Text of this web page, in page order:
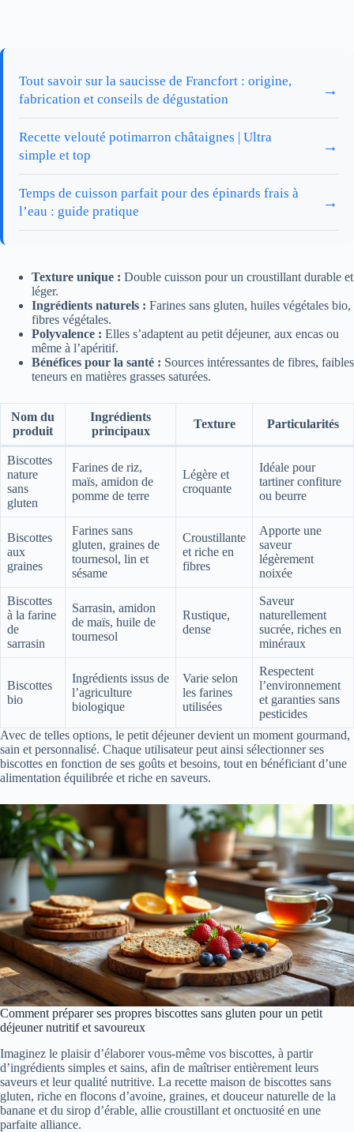
Tout savoir sur la saucisse de Francfort : origine,
fabrication et conseils de dégustation
→
Recette velouté potimarron châtaignes | Ultra
simple et top
→
Temps de cuisson parfait pour des épinards frais à
l’eau : guide pratique
→
Texture unique : Double cuisson pour un croustillant durable et
léger.
Ingrédients naturels : Farines sans gluten, huiles végétales bio,
fibres végétales.
Polyvalence : Elles s’adaptent au petit déjeuner, aux encas ou
même à l’apéritif.
Bénéfices pour la santé : Sources intéressantes de fibres, faibles
teneurs en matières grasses saturées.
Nom du
produit
Ingrédients
principaux
Texture Particularités
Biscottes
nature
sans
gluten
Farines de riz,
maïs, amidon de
pomme de terre
Légère et
croquante
Idéale pour
tartiner confiture
ou beurre
Biscottes
aux
graines
Farines sans
gluten, graines de
tournesol, lin et
sésame
Croustillante
et riche en
fibres
Apporte une
saveur
légèrement
noixée
Biscottes
à la farine
de
sarrasin
Sarrasin, amidon
de maïs, huile de
tournesol
Rustique,
dense
Saveur
naturellement
sucrée, riches en
minéraux
Biscottes
bio
Ingrédients issus de
l’agriculture
biologique
Varie selon
les farines
utilisées
Respectent
l’environnement
et garanties sans
pesticides
Avec de telles options, le petit déjeuner devient un moment gourmand,
sain et personnalisé. Chaque utilisateur peut ainsi sélectionner ses
biscottes en fonction de ses goûts et besoins, tout en bénéficiant d’une
alimentation équilibrée et riche en saveurs.
Comment préparer ses propres biscottes sans gluten pour un petit
déjeuner nutritif et savoureux
Imaginez le plaisir d’élaborer vous-même vos biscottes, à partir
d’ingrédients simples et sains, afin de maîtriser entièrement leurs
saveurs et leur qualité nutritive. La recette maison de biscottes sans
gluten, riche en flocons d’avoine, graines, et douceur naturelle de la
banane et du sirop d’érable, allie croustillant et onctuosité en une
parfaite alliance.